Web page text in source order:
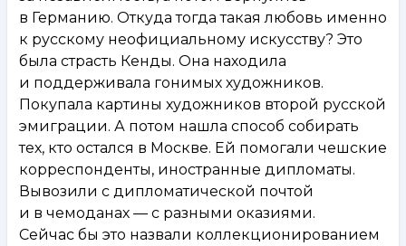
в Германию. Откуда тогда такая любовь именно
к русскому неофициальному искусству? Это
была страсть Кенды. Она находила
и поддерживала гонимых художников.
Покупала картины художников второй русской
эмиграции. А потом нашла способ собирать
тех, кто остался в Москве. Ей помогали чешские
корреспонденты, иностранные дипломаты.
Вывозили с дипломатической почтой
и в чемоданах — с разными оказиями.
Сейчас бы это назвали коллекционированием